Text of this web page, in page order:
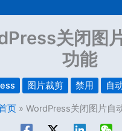
关闭图
功能
图片裁剪 禁用 自
页 WordPress关闭图片自